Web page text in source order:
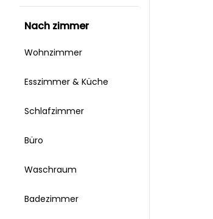
nach zimmer
Wohnzimmer
Esszimmer & Küche
Schlafzimmer
Büro
Waschraum
Badezimmer